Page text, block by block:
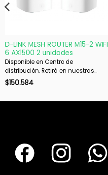
D-LINK MESH ROUTER M15-2 WIFI
6 AX1500 2 unidades
Disponible en Centro de
distribución. Retirá en nuestras
sucursales en 48 hs hábiles. Si es
$150.584